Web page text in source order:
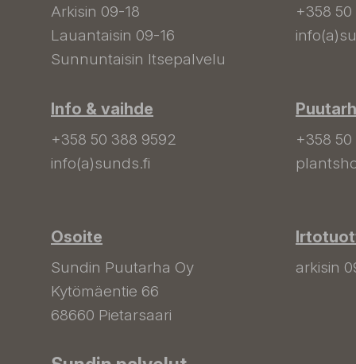
Arkisin 09-18
Lauantaisin 09-16
Sunnuntaisin Itsepalvelu
Info & vaihde
+358 50 388 9592
info(a)sunds.fi
Osoite
Sundin Puutarha Oy
Kytömäentie 66
68660 Pietarsaari
+358
+358
arkisin